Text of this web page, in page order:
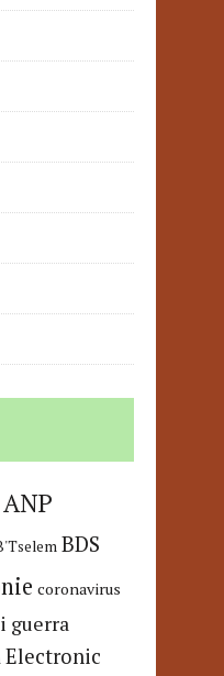
ANP
BDS
coronavirus
guerra
Electronic